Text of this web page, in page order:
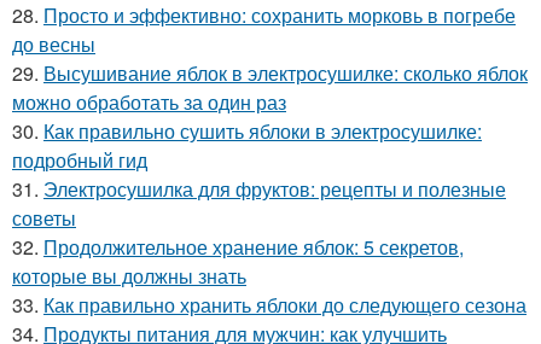
28. Просто и эффективно: сохранить морковь в погребе
до весны
29. Высушивание яблок в электросушилке: сколько яблок
можно обработать за один раз
30. Как правильно сушить яблоки в электросушилке:
подробный гид
31. Электросушилка для фруктов: рецепты и полезные
советы
32. Продолжительное хранение яблок: 5 секретов,
которые вы должны знать
33. Как правильно хранить яблоки до следующего сезона
34. Продукты питания для мужчин: как улучшить